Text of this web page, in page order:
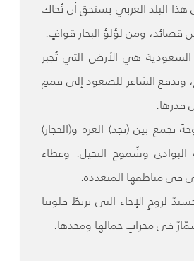
البلد العربي يستحق أن تُحاك
ومن لؤلؤ البحار قوافٍ.
السعودية هي الأرض التي تُجبر
وتدفع الشاعر للصعود إلى قممِ
قدرها.
تجمع بين (نجد) العزة و(الحجاز)
البوادي وشُموخ النخيل. وعطاء
في مناطقها المتعددة.
لروحِ الإخاء التي تربطُ قلوبنا
في محرابِ جمالها ومجدها.